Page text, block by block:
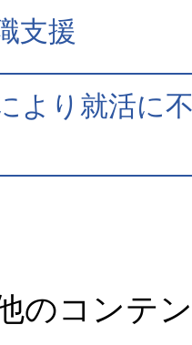
支援
より就活に
のコンテ